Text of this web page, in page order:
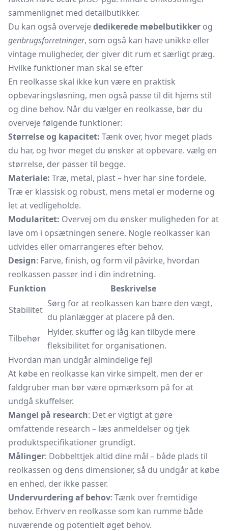
sammenlignet med detailbutikker.
Du kan også overvejededikerede møbelbutikker og
genbrugsforretninger, som også kan have unikke eller
vintage muligheder, der giver dit rum et særligt præg.
Hvilke funktioner man skal se efter
En reolkasse skal ikke kun være en praktisk
opbevaringsløsning, men også passe til dit hjems stil
og dine behov. Når du vælger en reolkasse, bør du
overveje følgende funktioner:
Størrelse og kapacitet: Tænk over, hvor meget plads
du har, og hvor meget du ønsker at opbevare. vælg en
størrelse, der passer til begge.
Materiale: Træ, metal, plast – hver har sine fordele.
Træ er klassisk og robust, mens metal er moderne og
let at vedligeholde.
Modularitet: Overvej om du ønsker muligheden for at
lave om i opsætningen senere. Nogle reolkasser kan
udvides eller omarrangeres efter behov.
Design: Farve, finish, og form vil påvirke, hvordan
reolkassen passer ind i din indretning.
Funktion
Beskrivelse
Stabilitet
Sørg for at reolkassen kan bære den vægt,
du planlægger at placere på den.
Tilbehør
Hylder, skuffer og låg kan tilbyde mere
fleksibilitet for organisationen.
Hvordan man undgår almindelige fejl
At købe en reolkasse kan virke simpelt, men der er
faldgruber man bør være opmærksom på for at
undgå skuffelser.
Mangel på research: Det er vigtigt at gøre
omfattende research – læs anmeldelser og tjek
produktspecifikationer grundigt.
Målinger: Dobbelttjek altid dine mål – både plads til
reolkassen og dens dimensioner, så du undgår at købe
en enhed, der ikke passer.
Undervurdering af behov: Tænk over fremtidige
behov. Erhverv en reolkasse som kan rumme både
nuværende og potentielt øget behov.